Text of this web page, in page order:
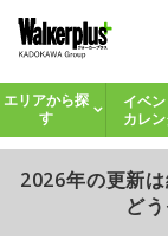
エリアから探
す
イベン
カレ
2026年の更新
ど